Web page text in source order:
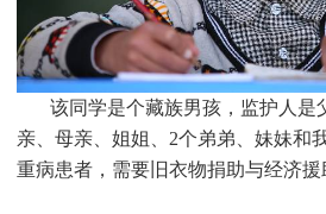
该同学是个藏族男孩，监护人是
亲、母亲、姐姐、2个弟弟、妹妹和
重病患者，需要旧衣物捐助与经济援